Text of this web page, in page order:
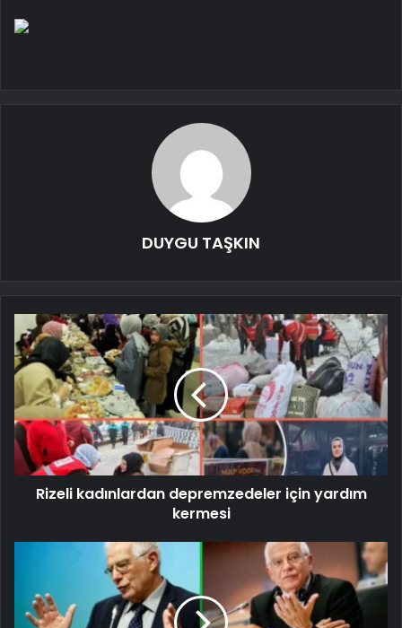
DUYGU TAŞKIN
Rizeli kadınlardan depremzedeler için yardım
kermesi